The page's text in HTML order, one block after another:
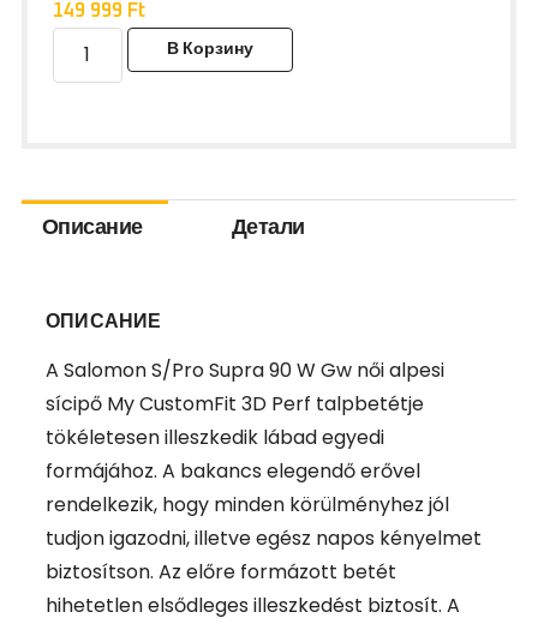
149 999 Ft
В Корзину
Описание Детали
ОПИСАНИЕ
A Salomon S/Pro Supra 90 W Gw női alpesi
sícipő My CustomFit 3D Perf talpbetétje
tökéletesen illeszkedik lábad egyedi
formájához. A bakancs elegendő erővel
rendelkezik, hogy minden körülményhez jól
tudjon igazodni, illetve egész napos kényelmet
biztosítson. Az előre formázott betét
hihetetlen elsődleges illeszkedést biztosít. A